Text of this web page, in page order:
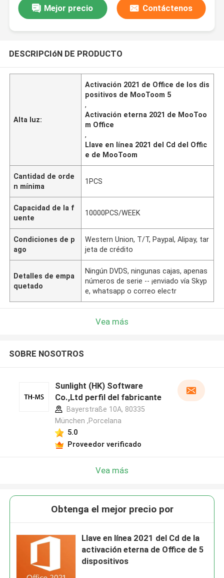
Mejor precio Contáctenos
DESCRIPCIóN DE PRODUCTO
Alta luz:
Activación 2021 de Office de los dis
positivos de MooToom 5
,
Activación eterna 2021 de MooToo
m Office
,
Llave en línea 2021 del Cd del Offic
e de MooToom
Cantidad de orde
n mínima
1PCS
Capacidad de la f
uente
10000PCS/WEEK
Condiciones de p
ago
Western Union, T/T, Paypal, Alipay, tar
jeta de crédito
Detalles de empa
quetado
Ningún DVDS, ningunas cajas, apenas
números de serie -- ¡enviado vía Skyp
e, whatsapp o correo electr
Vea más
SOBRE NOSOTROS
Sunlight (HK) Software
Co.,Ltd perfil del fabricante
Bayerstraße 10A, 80335
München ,Porcelana
5.0
Proveedor verificado
Vea más
Obtenga el mejor precio por
Llave en línea 2021 del Cd de la
activación eterna de Office de 5
dispositivos